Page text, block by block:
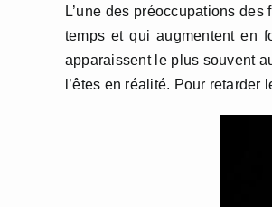
L’une des préoccupations
temps et qui augmentent en
apparaissent le plus souvent
l’êtes en réalité. Pour